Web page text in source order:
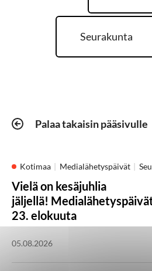
Seurakunta
Palaa takaisin pääsivulle
Kotimaa Medialähetyspäivät
Vielä on kesäjuhlia
jäljellä!
23. elokuuta
05.08.2026